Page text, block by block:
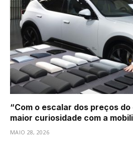
“Com o escalar dos preços
maior curiosidade com a
MAIO 28, 2026